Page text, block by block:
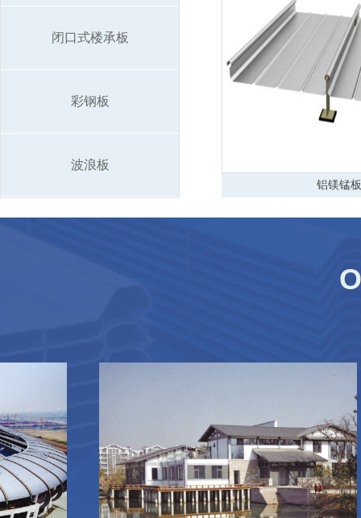
闭口式楼承板
彩钢板
波浪板
铝镁锰板